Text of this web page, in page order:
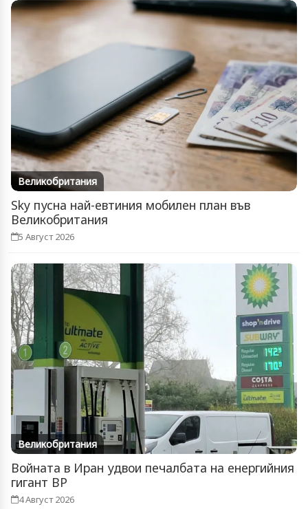
Великобритания
Sky пусна най-евтиния мобилен план във
Великобритания
5 Август 2026
Великобритания
Войната в Иран удвои печалбата на енергийния
гигант BP
4 Август 2026